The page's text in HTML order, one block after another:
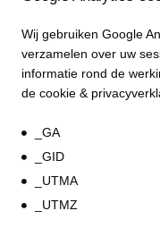
Wij gebruiken Google
verzamelen over uw
informatie rond de
de cookie &
_GA
_GID
_UTMA
_UTMZ